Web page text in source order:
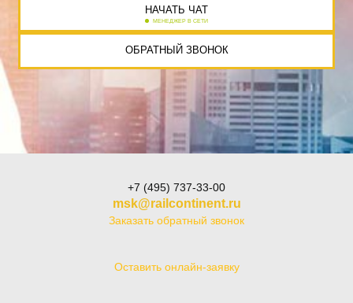
НАЧАТЬ ЧАТ
МЕНЕДЖЕР В СЕТИ
ОБРАТНЫЙ ЗВОНОК
+7 (495) 737-33-00
msk@railcontinent.ru
Заказать обратный звонок
Оставить онлайн-заявку